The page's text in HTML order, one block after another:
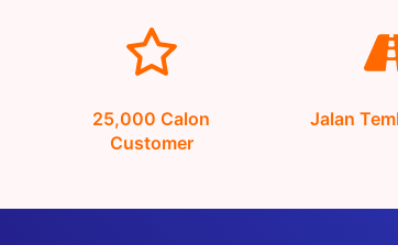
25,000 Calon
Customer
Jalan